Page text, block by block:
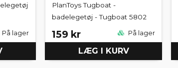
På lager
PlanToys Tugboat -
badelegetøj - Tugboat 5802
159 kr På lager
LÆG I KURV